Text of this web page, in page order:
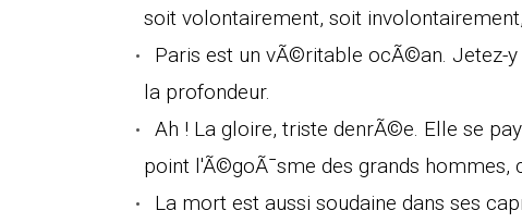
soit volontairement, soit
Paris est un vÃ©ritable ocÃ©an. Jetez-
la profondeur.
Ah ! La gloire, triste denrÃ©e. Elle se
point l'Ã©goÃ¯sme des grands
La mort est aussi soudaine dans ses